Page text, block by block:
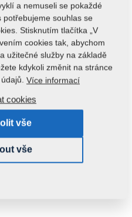
039
následující stroje:
kg
a nemuseli se pokaždé
potřebujeme souhlas se
Stisknutím tlačítka „V
cookies tak, abychom
užitečné služby na základě
kdykoli změnit na stránce
Více informací
cookies
vše
vše